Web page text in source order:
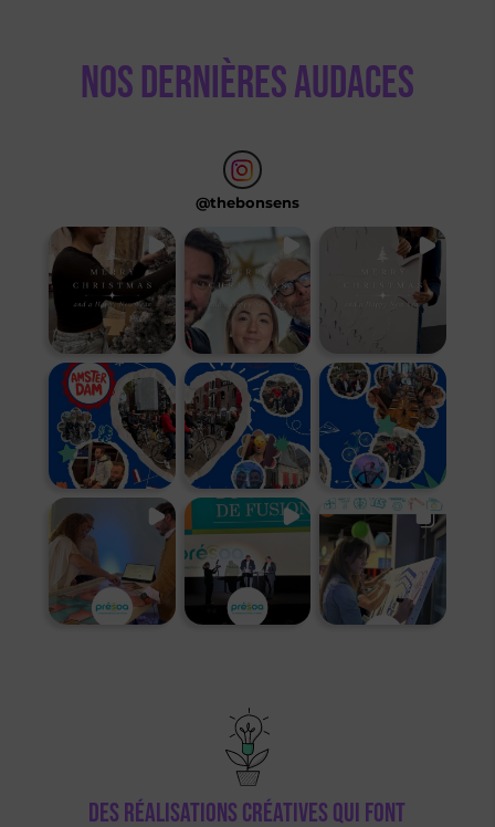
Nos dernières audaces
@thebonsens
Des réalisations créatives qui font